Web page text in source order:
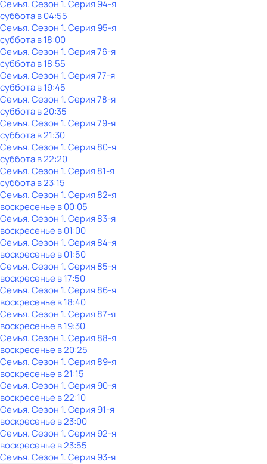
Семья. Сезон 1. Серия 94-я
субботав04:55
Семья. Сезон 1. Серия 95-я
субботав18:00
Семья. Сезон 1. Серия 76-я
субботав18:55
Семья. Сезон 1. Серия 77-я
субботав19:45
Семья. Сезон 1. Серия 78-я
субботав20:35
Семья. Сезон 1. Серия 79-я
субботав21:30
Семья. Сезон 1. Серия 80-я
субботав22:20
Семья. Сезон 1. Серия 81-я
субботав23:15
Семья. Сезон 1. Серия 82-я
воскресенье в00:05
Семья. Сезон 1. Серия 83-я
воскресенье в01:00
Семья. Сезон 1. Серия 84-я
воскресенье в01:50
Семья. Сезон 1. Серия 85-я
воскресенье в17:50
Семья. Сезон 1. Серия 86-я
воскресенье в18:40
Семья. Сезон 1. Серия 87-я
воскресенье в19:30
Семья. Сезон 1. Серия 88-я
воскресенье в20:25
Семья. Сезон 1. Серия 89-я
воскресенье в21:15
Семья. Сезон 1. Серия 90-я
воскресенье в22:10
Семья. Сезон 1. Серия 91-я
воскресенье в23:00
Семья. Сезон 1. Серия 92-я
воскресенье в23:55
Семья. Сезон 1. Серия 93-я